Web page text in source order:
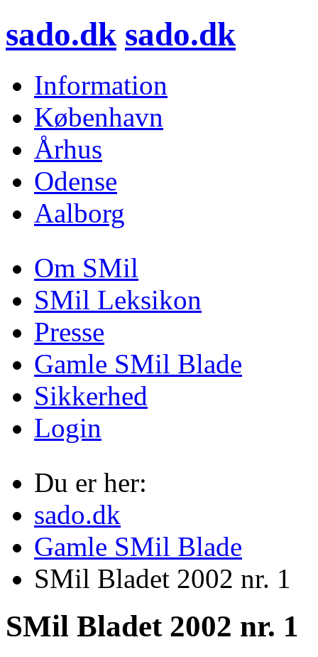
sado.dk sado.dk
Information
København
Århus
Odense
Aalborg
Om SMil
SMil Leksikon
Presse
Gamle SMil Blade
Sikkerhed
Login
Du er her:
sado.dk
Gamle SMil Blade
SMil Bladet 2002 nr. 1
SMil Bladet 2002 nr. 1